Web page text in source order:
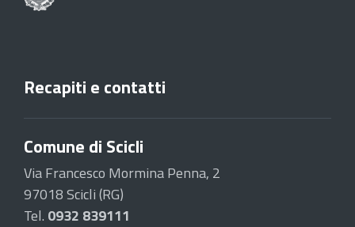
Recapiti e contatti
Comune di Scicli
Via Francesco Mormina Penna, 2
97018 Scicli (RG)
Tel. 0932 839111